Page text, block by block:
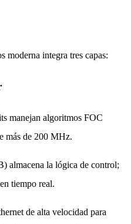
moderna integra tres capas:
manejan algoritmos FOC
más de 200 MHz.
almacena la lógica de control;
tiempo real.
de alta velocidad para